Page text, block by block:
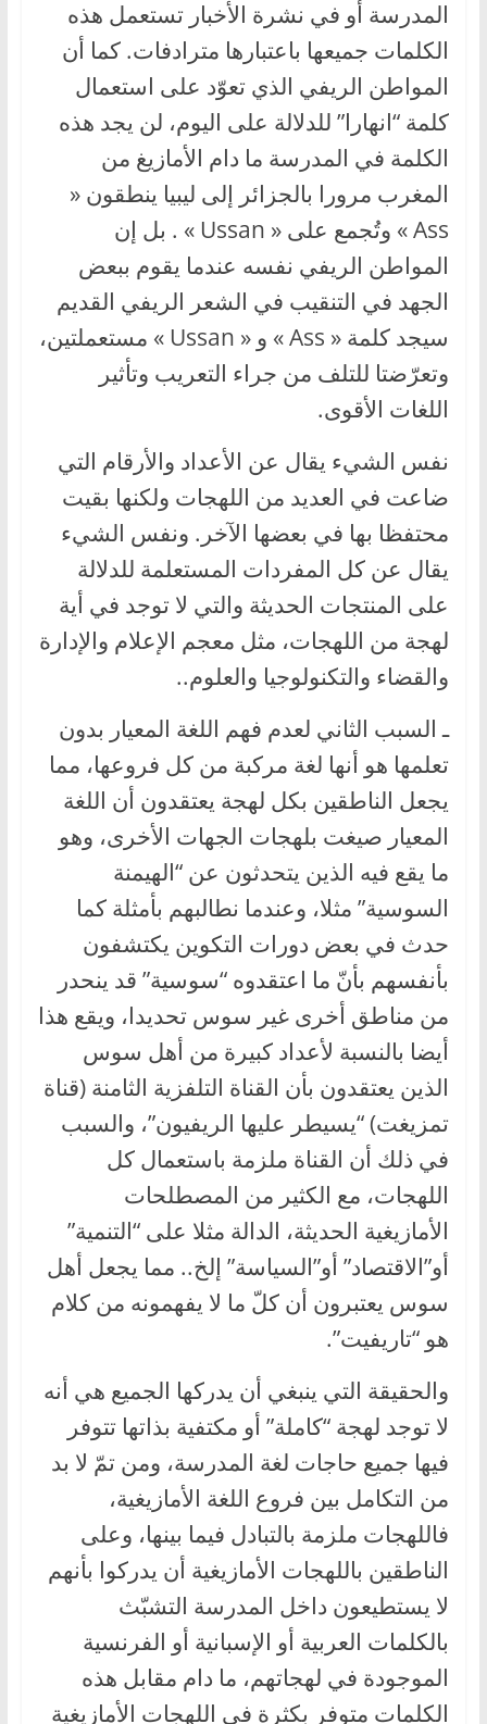
المدرسة أو في نشرة الأخبار تستعمل هذه
الكلمات جميعها باعتبارها مترادفات. كما أن
المواطن الريفي الذي تعوّد على استعمال
كلمة “انهارا” للدلالة على اليوم، لن يجد هذه
الكلمة في المدرسة ما دام الأمازيغ من
المغرب مرورا بالجزائر إلى ليبيا ينطقون «
Ass » وتُجمع على « Ussan » . بل إن
المواطن الريفي نفسه عندما يقوم ببعض
الجهد في التنقيب في الشعر الريفي القديم
سيجد كلمة « Ass » و « Ussan » مستعملتين،
وتعرّضتا للتلف من جراء التعريب وتأثير
اللغات الأقوى.
نفس الشيء يقال عن الأعداد والأرقام التي
ضاعت في العديد من اللهجات ولكنها بقيت
محتفظا بها في بعضها الآخر. ونفس الشيء
يقال عن كل المفردات المستعلمة للدلالة
على المنتجات الحديثة والتي لا توجد في أية
لهجة من اللهجات، مثل معجم الإعلام والإدارة
والقضاء والتكنولوجيا والعلوم..
ـ السبب الثاني لعدم فهم اللغة المعيار بدون
تعلمها هو أنها لغة مركبة من كل فروعها، مما
يجعل الناطقين بكل لهجة يعتقدون أن اللغة
المعيار صيغت بلهجات الجهات الأخرى، وهو
ما يقع فيه الذين يتحدثون عن “الهيمنة
السوسية” مثلا، وعندما نطالبهم بأمثلة كما
حدث في بعض دورات التكوين يكتشفون
بأنفسهم بأنّ ما اعتقدوه “سوسية” قد ينحدر
من مناطق أخرى غير سوس تحديدا، ويقع هذا
أيضا بالنسبة لأعداد كبيرة من أهل سوس
الذين يعتقدون بأن القناة التلفزية الثامنة (قناة
تمزيغت) “يسيطر عليها الريفيون”، والسبب
في ذلك أن القناة ملزمة باستعمال كل
اللهجات، مع الكثير من المصطلحات
الأمازيغية الحديثة، الدالة مثلا على “التنمية”
أو”الاقتصاد” أو”السياسة” إلخ.. مما يجعل أهل
سوس يعتبرون أن كلّ ما لا يفهمونه من كلام
هو “تاريفيت”.
والحقيقة التي ينبغي أن يدركها الجميع هي أنه
لا توجد لهجة “كاملة” أو مكتفية بذاتها تتوفر
فيها جميع حاجات لغة المدرسة، ومن تمّ لا بد
من التكامل بين فروع اللغة الأمازيغية،
فاللهجات ملزمة بالتبادل فيما بينها، وعلى
الناطقين باللهجات الأمازيغية أن يدركوا بأنهم
لا يستطيعون داخل المدرسة التشبّث
بالكلمات العربية أو الإسبانية أو الفرنسية
الموجودة في لهجاتهم، ما دام مقابل هذه
الكلمات متوفر بكثرة في اللهجات الأمازيغية